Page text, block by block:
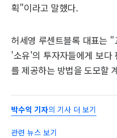
획"이라고 말했다.
허세영 루센트블록 대표는
'소유'의 투자자들에게 보다
를 제공하는 방법을 도모할
박수익 기자의 기사 더 보기
관련 뉴스 보기